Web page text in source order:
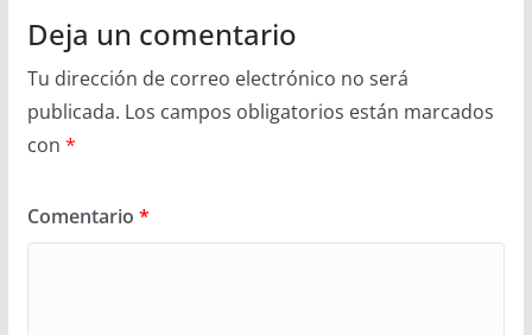
Deja un comentario
Tu dirección de correo electrónico no será
publicada. Los campos obligatorios están marcados
con *
Comentario *